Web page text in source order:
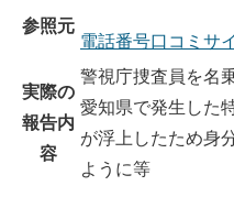
参照元
電話番号口コミサ
実際の
報告内
容
警視庁捜査員を名
愛知県で発生した
が浮上したため身
ように等